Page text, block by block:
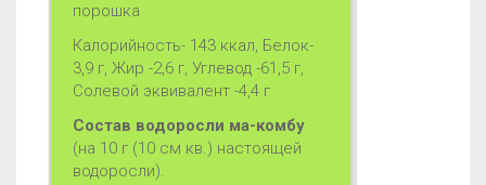
порошка
Калорийность- 143 ккал, Белок-
3,9 г, Жир -2,6 г, Углевод -61,5 г,
Солевой эквивалент -4,4 г
Состав водоросли ма-комбу
(на 10 г (10 см кв.) настоящей
водоросли).